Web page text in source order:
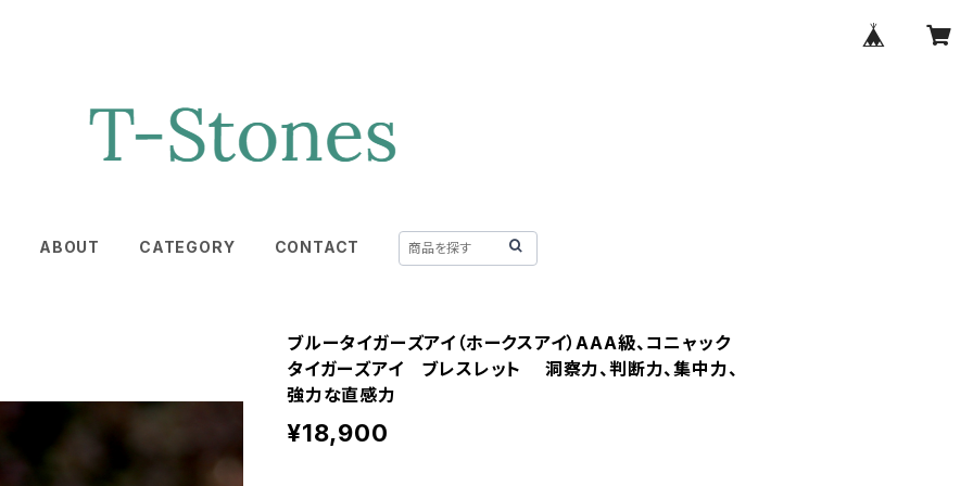
ABOUT CATEGORY CONTACT
ブルータイガーズアイ（ホークスアイ）AAA級、コニャック
タイガーズアイ ブレスレット 洞察力、判断力、集中力、
強力な直感力
¥18,900